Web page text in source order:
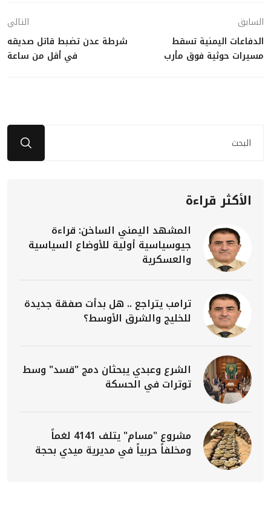
السابق
الدفاعات اليمنية تسقط
مسيرات حوثية فوق مأرب
التالي
شرطة عدن تضبط قاتل صديقه
في أقل من ساعة
الأكثر قراءة
المشهد اليمني الساخن: قراءة
جيوسياسية أولية للأوضاع السياسية
والعسكرية
ترامب يتراجع .. هل بدأت صفقة جديدة
للخليج والشرق الأوسط؟
الشرع وعبدي يبحثان دمج "قسد" وسط
توترات في الحسكة
مشروع "مسام" يتلف 4141 لغماً
ومخلفاً حربياً في مديرية ميدي بحجة